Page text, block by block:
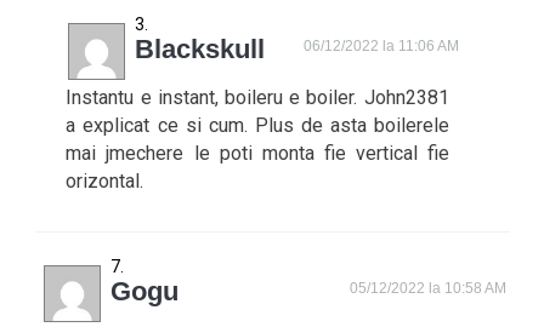
Blackskull 06/12/2022 la 11:06 AM
Instantu e instant, boileru e boiler. John2381
a explicat ce si cum. Plus de asta boilerele
mai jmechere le poti monta fie vertical fie
orizontal.
Gogu 05/12/2022 la 10:58 AM